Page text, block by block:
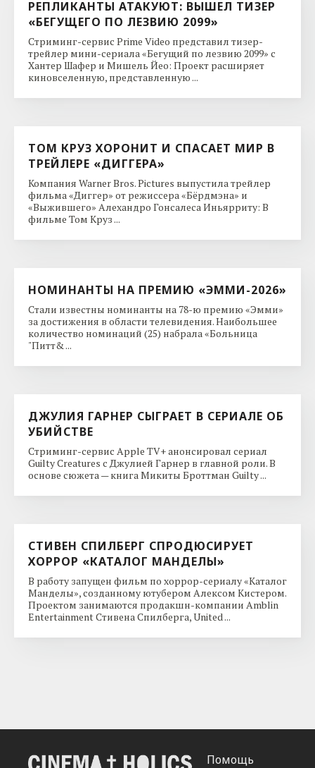
РЕПЛИКАНТЫ АТАКУЮТ: ВЫШЕЛ ТИЗЕР
«БЕГУЩЕГО ПО ЛЕЗВИЮ 2099»
Стриминг-сервис Prime Video представил тизер-
трейлер мини-сериала «Бегущий по лезвию 2099» с
Хантер Шафер и Мишель Йео: Проект расширяет
киновселенную, представленную ...
ТОМ КРУЗ ХОРОНИТ И СПАСАЕТ МИР В
ТРЕЙЛЕРЕ «ДИГГЕРА»
Компания Warner Bros. Pictures выпустила трейлер
фильма «Диггер» от режиссера «Бёрдмэна» и
«Выжившего» Алехандро Гонсалеса Иньярриту: В
фильме Том Круз ...
НОМИНАНТЫ НА ПРЕМИЮ «ЭММИ-2026»
Стали известны номинанты на 78-ю премию «Эмми»
за достижения в области телевидения. Наибольшее
количество номинаций (25) набрала «Больница
"Питт& ...
ДЖУЛИЯ ГАРНЕР СЫГРАЕТ В СЕРИАЛЕ ОБ
УБИЙСТВЕ
Стриминг-сервис Apple TV+ анонсировал сериал
Guilty Creatures с Джулией Гарнер в главной роли. В
основе сюжета — книга Микиты Броттман Guilty ...
СТИВЕН СПИЛБЕРГ СПРОДЮСИРУЕТ
ХОРРОР «КАТАЛОГ МАНДЕЛЫ»
В работу запущен фильм по хоррор-сериалу «Каталог
Манделы», созданному ютубером Алексом Кистером.
Проектом занимаются продакшн-компании Amblin
Entertainment Стивена Спилберга, United ...
Помощь